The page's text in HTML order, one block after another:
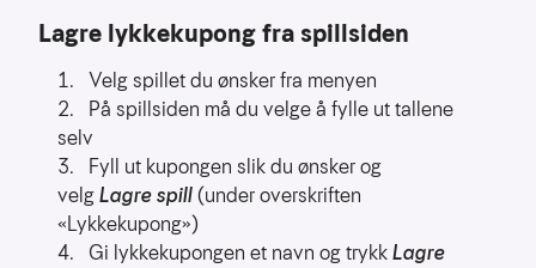
Lagre lykkekupong fra spillsiden
Velg spillet du ønsker fra menyen
På spillsiden må du velge å fylle ut tallene
selv
Fyll ut kupongen slik du ønsker og
velgLagre spill(under overskriften
«Lykkekupong»)
Gi lykkekupongen et navn og trykkLagre
forstå
bruksmønster
Kreditere
kanaler
sender
trafikk